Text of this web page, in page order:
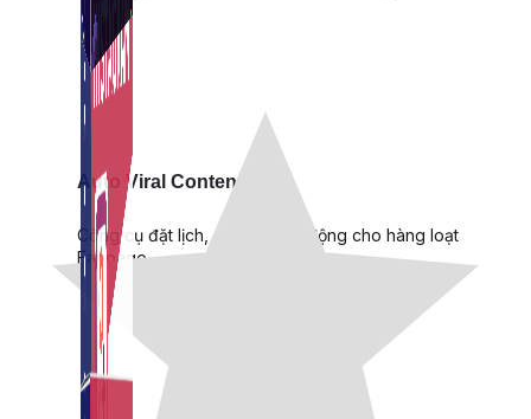
Auto Viral Content
Công cụ đặt lịch, đăng bài tự động cho hàng loạt
Fanpage.